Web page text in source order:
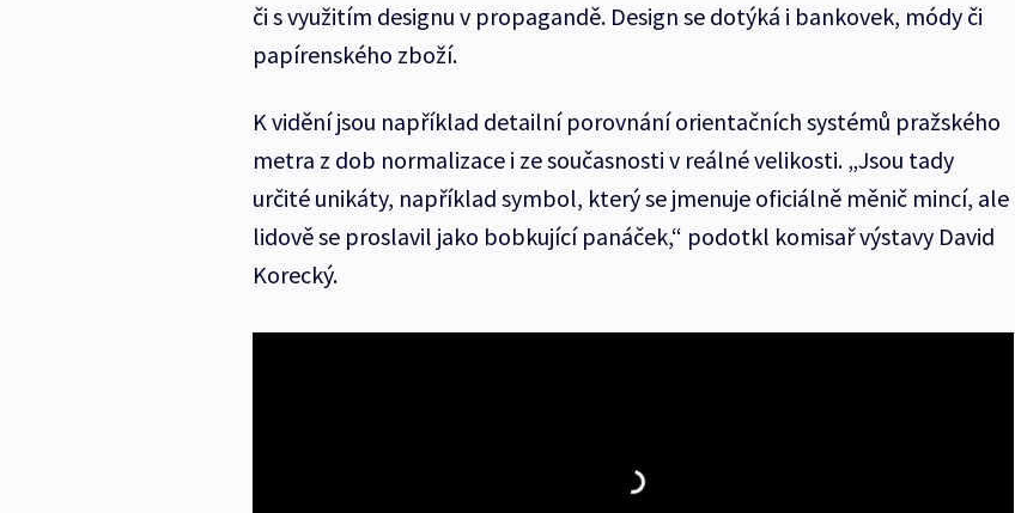
či s využitím designu v propagandě. Design se dotýká i bankovek, módy či
papírenského zboží.
K vidění jsou například detailní porovnání orientačních systémů pražského
metra z dob normalizace i ze současnosti v reálné velikosti. „Jsou tady
určité unikáty, například symbol, který se jmenuje oficiálně měnič mincí, ale
lidově se proslavil jako bobkující panáček,“ podotkl komisař výstavy David
Korecký.